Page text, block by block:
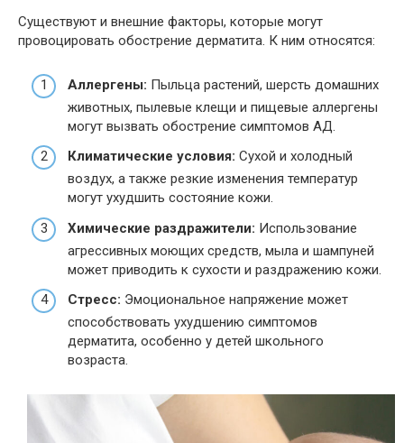
Существуют и внешние факторы, которые могут
провоцировать обострение дерматита. К ним относятся:
Аллергены: Пыльца растений, шерсть домашних
животных, пылевые клещи и пищевые аллергены
могут вызвать обострение симптомов АД.
Климатические условия: Сухой и холодный
воздух, а также резкие изменения температур
могут ухудшить состояние кожи.
Химические раздражители: Использование
агрессивных моющих средств, мыла и шампуней
может приводить к сухости и раздражению кожи.
Стресс: Эмоциональное напряжение может
способствовать ухудшению симптомов
дерматита, особенно у детей школьного
возраста.